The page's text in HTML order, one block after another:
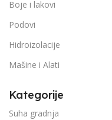
Boje i lakovi
Podovi
Hidroizolacije
Mašine i Alati
Kategorije
Suha gradnja